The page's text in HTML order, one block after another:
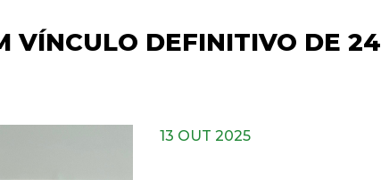
VÍNCULO DEFINITIVO DE 24
13 OUT 2025